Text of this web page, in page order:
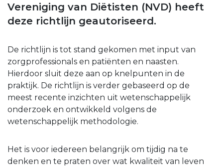
Vereniging van Diëtisten (NVD) heeft
deze richtlijn geautoriseerd.
De richtlijn is tot stand gekomen met input van
zorgprofessionals en patiënten en naasten.
Hierdoor sluit deze aan op knelpunten in de
praktijk. De richtlijn is verder gebaseerd op de
meest recente inzichten uit wetenschappelijk
onderzoek en ontwikkeld volgens de
wetenschappelijk methodologie.
Het is voor iedereen belangrijk om tijdig na te
denken en te praten over wat kwaliteit van leven